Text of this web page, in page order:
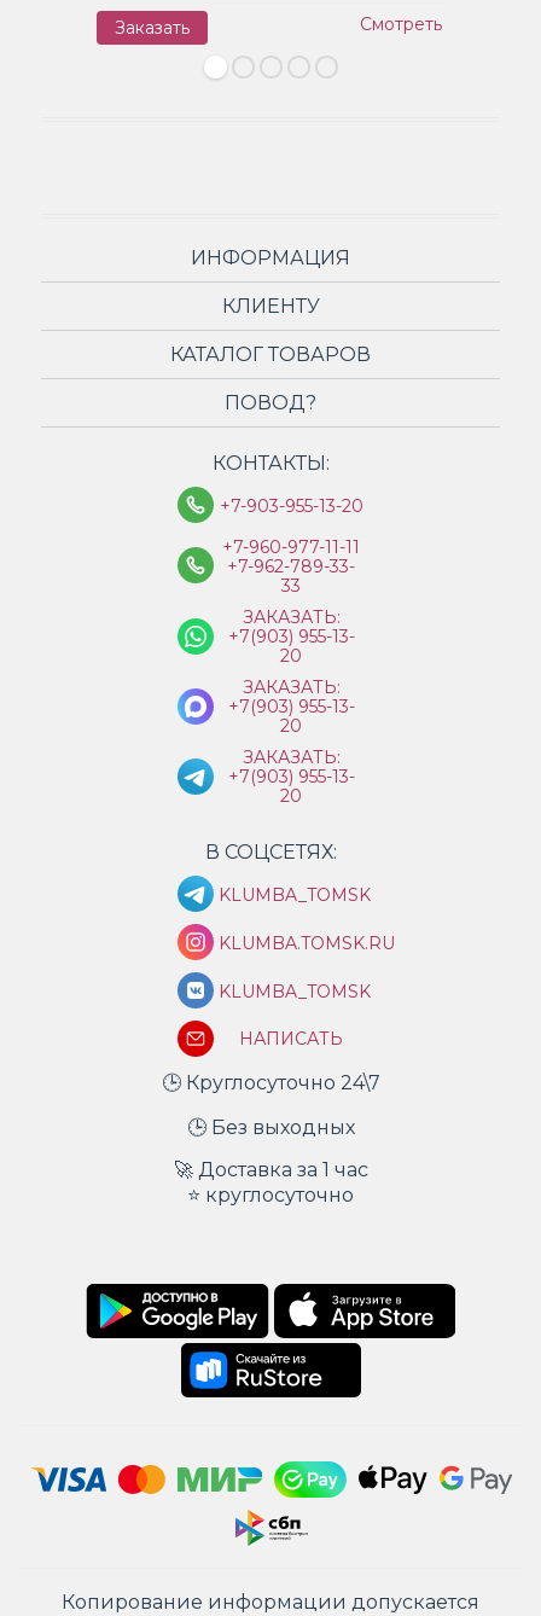
Заказать Смотреть
ИНФОРМАЦИЯ
КЛИЕНТУ
КАТАЛОГ ТОВАРОВ
ПОВОД?
КОНТАКТЫ:
+7-903-955-13-20
+7-960-977-11-11
+7-962-789-33-
33
ЗАКАЗАТЬ:
+7(903) 955-13-
20
ЗАКАЗАТЬ:
+7(903) 955-13-
20
ЗАКАЗАТЬ:
+7(903) 955-13-
20
В СОЦСЕТЯХ:
KLUMBA_TOMSK
KLUMBA.TOMSK.RU
KLUMBA_TOMSK
НАПИСАТЬ
🕒 Круглосуточно 24\7
🕒 Без выходных
🚀 Доставка за 1 час
⭐ круглосуточно
Копирование информации допускается